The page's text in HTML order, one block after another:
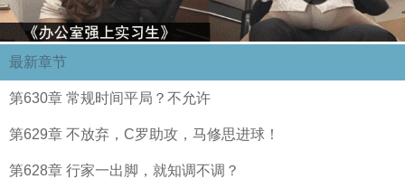
最新章节
第630章 常规时间平局？不允许
第629章 不放弃，C罗助攻，马修思进球！
第628章 行家一出脚，就知调不调？